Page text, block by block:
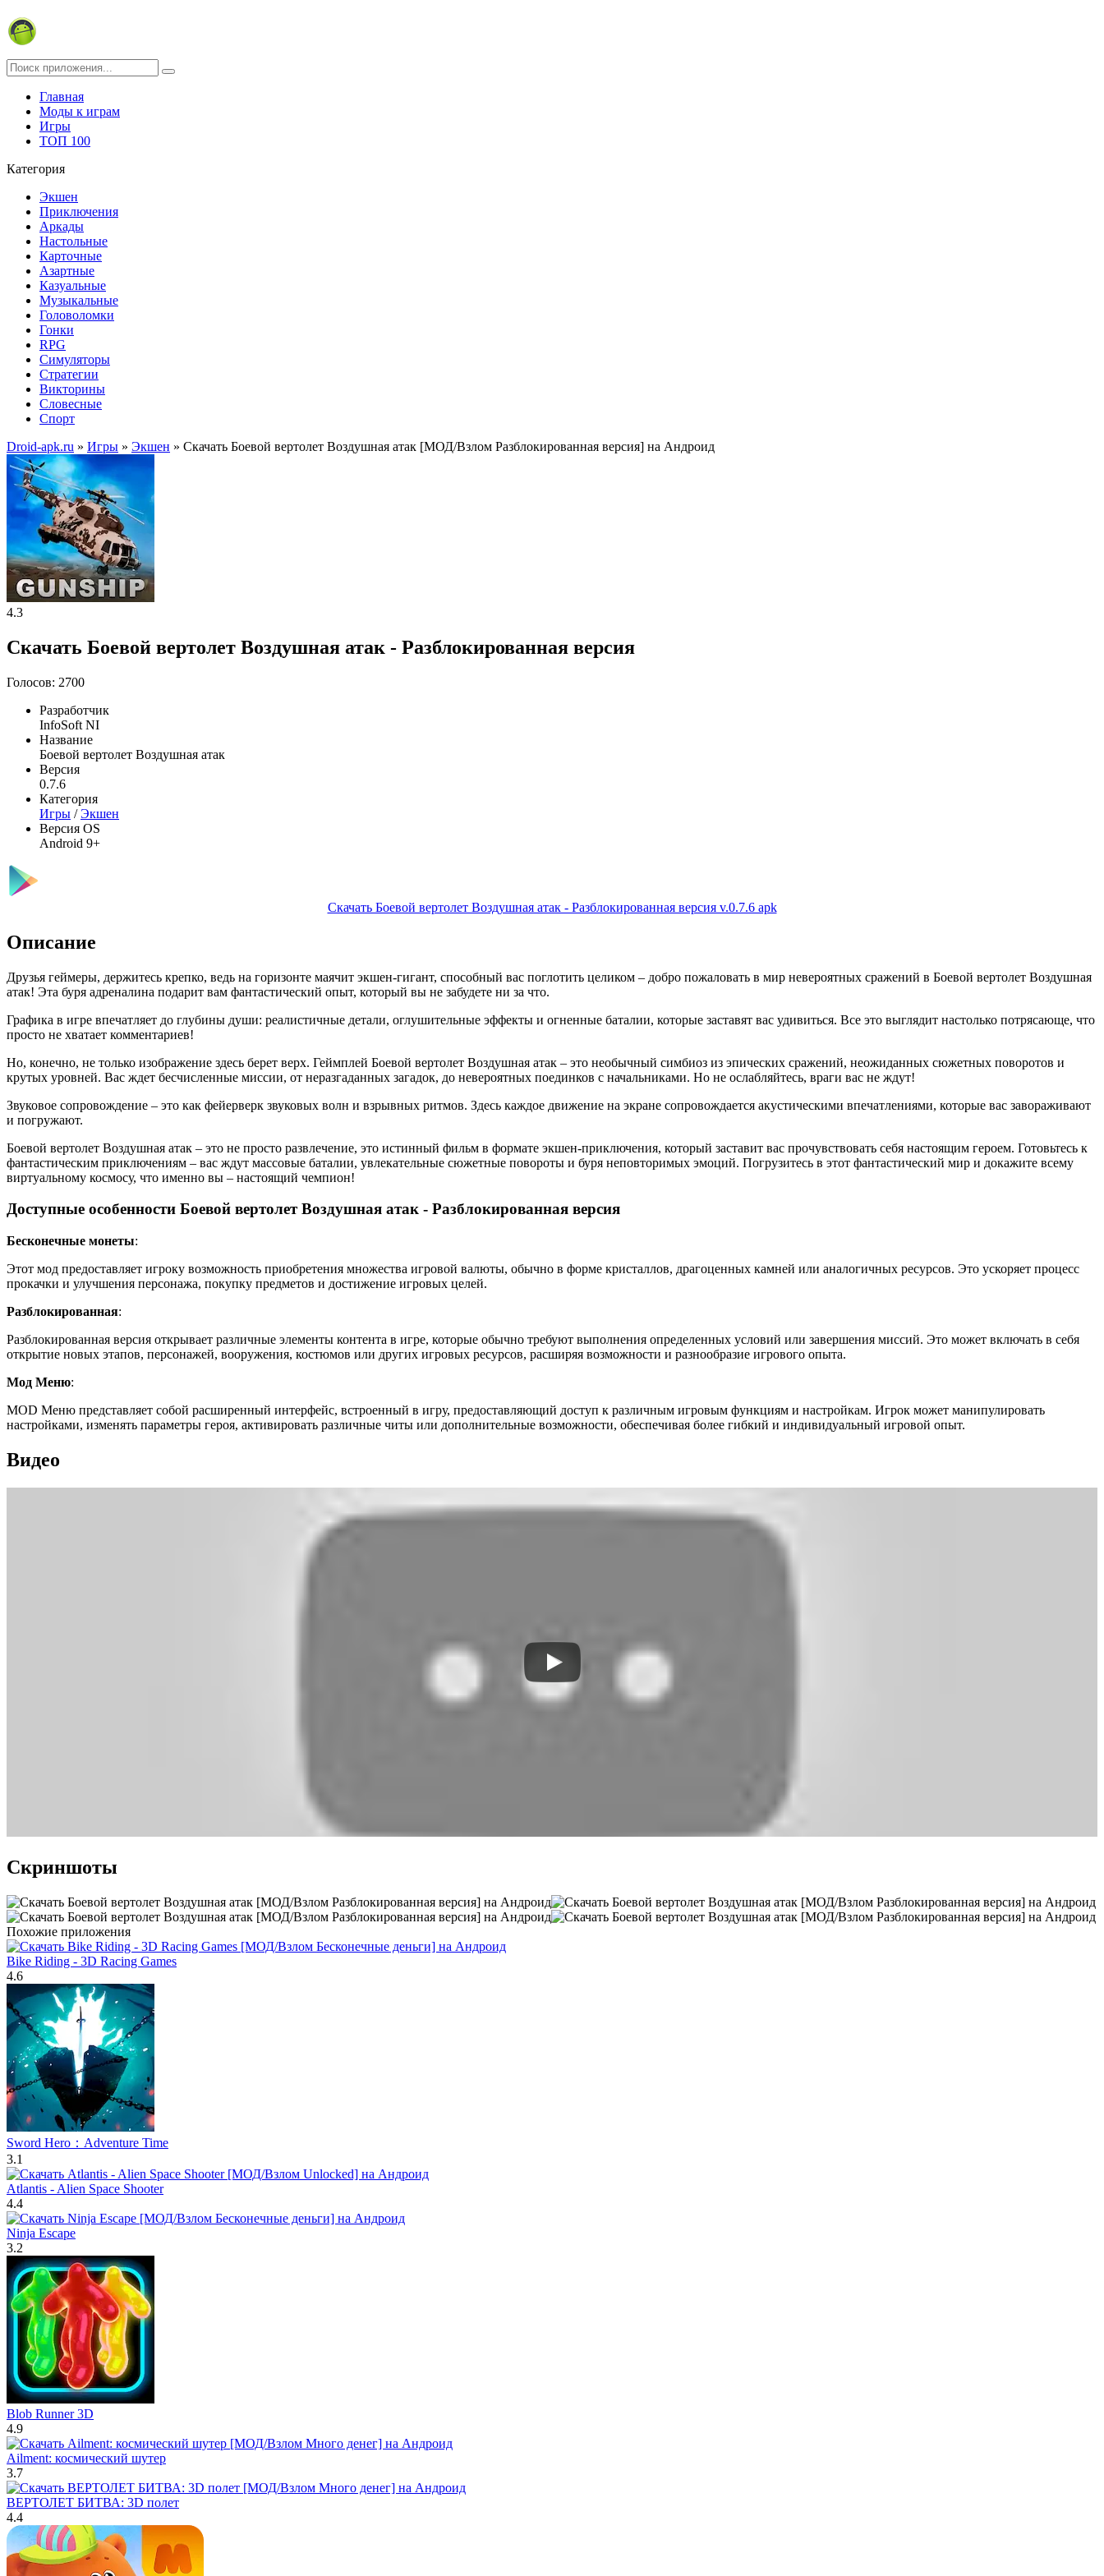
Главная
Моды к играм
Игры
ТОП 100
Категория
Экшен
Приключения
Аркады
Настольные
Карточные
Азартные
Казуальные
Музыкальные
Головоломки
Гонки
RPG
Симуляторы
Стратегии
Викторины
Словесные
Спорт
Droid-apk.ru » Игры » Экшен » Скачать Боевой вертолет Воздушная атак [МОД/Взлом Разблокированная версия] на Андроид
4.3
Скачать Боевой вертолет Воздушная атак - Разблокированная версия
Голосов: 2700
Разработчик
InfoSoft NI
Название
Боевой вертолет Воздушная атак
Версия
0.7.6
Категория
Игры /Экшен
Версия OS
Android 9+
Скачать Боевой вертолет Воздушная атак - Разблокированная версия v.0.7.6 apk
Описание
Друзья геймеры, держитесь крепко, ведь на горизонте маячит экшен-гигант, способный вас поглотить целиком – добро пожаловать в мир невероятных сражений в Боевой вертолет Воздушная
атак! Эта буря адреналина подарит вам фантастический опыт, который вы не забудете ни за что.
Графика в игре впечатляет до глубины души: реалистичные детали, оглушительные эффекты и огненные баталии, которые заставят вас удивиться. Все это выглядит настолько потрясающе, что
просто не хватает комментариев!
Но, конечно, не только изображение здесь берет верх. Геймплей Боевой вертолет Воздушная атак – это необычный симбиоз из эпических сражений, неожиданных сюжетных поворотов и
крутых уровней. Вас ждет бесчисленные миссии, от неразгаданных загадок, до невероятных поединков с начальниками. Но не ослабляйтесь, враги вас не ждут!
Звуковое сопровождение – это как фейерверк звуковых волн и взрывных ритмов. Здесь каждое движение на экране сопровождается акустическими впечатлениями, которые вас завораживают
и погружают.
Боевой вертолет Воздушная атак – это не просто развлечение, это истинный фильм в формате экшен-приключения, который заставит вас прочувствовать себя настоящим героем. Готовьтесь к
фантастическим приключениям – вас ждут массовые баталии, увлекательные сюжетные повороты и буря неповторимых эмоций. Погрузитесь в этот фантастический мир и докажите всему
виртуальному космосу, что именно вы – настоящий чемпион!
Доступные особенности Боевой вертолет Воздушная атак - Разблокированная версия
Бесконечные монеты:
Этот мод предоставляет игроку возможность приобретения множества игровой валюты, обычно в форме кристаллов, драгоценных камней или аналогичных ресурсов. Это ускоряет процесс
прокачки и улучшения персонажа, покупку предметов и достижение игровых целей.
Разблокированная:
Разблокированная версия открывает различные элементы контента в игре, которые обычно требуют выполнения определенных условий или завершения миссий. Это может включать в себя
открытие новых этапов, персонажей, вооружения, костюмов или других игровых ресурсов, расширяя возможности и разнообразие игрового опыта.
Мод Меню:
MOD Меню представляет собой расширенный интерфейс, встроенный в игру, предоставляющий доступ к различным игровым функциям и настройкам. Игрок может манипулировать
настройками, изменять параметры героя, активировать различные читы или дополнительные возможности, обеспечивая более гибкий и индивидуальный игровой опыт.
Видео
Скриншоты
Похожие приложения
Bike Riding - 3D Racing Games
4.6
Sword Hero：Adventure Time
3.1
Atlantis - Alien Space Shooter
4.4
Ninja Escape
3.2
Blob Runner 3D
4.9
Ailment: космический шутер
3.7
ВЕРТОЛЕТ БИТВА: 3D полет
4.4